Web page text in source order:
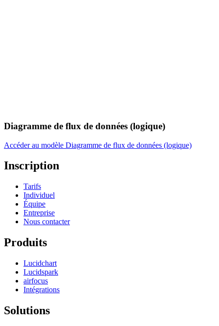
Diagramme de flux de données (logique)
Accéder au modèle Diagramme de flux de données (logique)
Inscription
Tarifs
Individuel
Équipe
Entreprise
Nous contacter
Produits
Lucidchart
Lucidspark
airfocus
Intégrations
Solutions